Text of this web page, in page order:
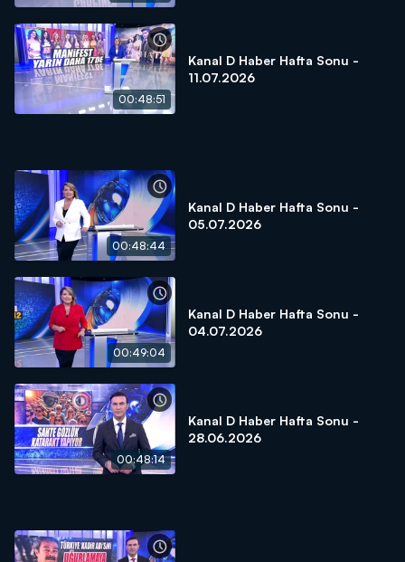
00:48:51
Kanal D Haber Hafta Sonu -
11.07.2026
00:48:44
Kanal D Haber Hafta Sonu -
05.07.2026
00:49:04
Kanal D Haber Hafta Sonu -
04.07.2026
00:48:14
Kanal D Haber Hafta Sonu -
28.06.2026